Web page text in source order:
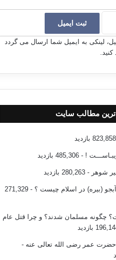
لینکی به ایمیل شما ارسال می گردد
کنید.
مطالب سایت
! - 485,306 بازدید
شوهر - 280,263 بازدید
(بیره) در اسلام چیست ؟
- 271,329
چگونه مسلمان شدند؟ و چرا قتل عام
عمر رضی الله تعالی عنه -